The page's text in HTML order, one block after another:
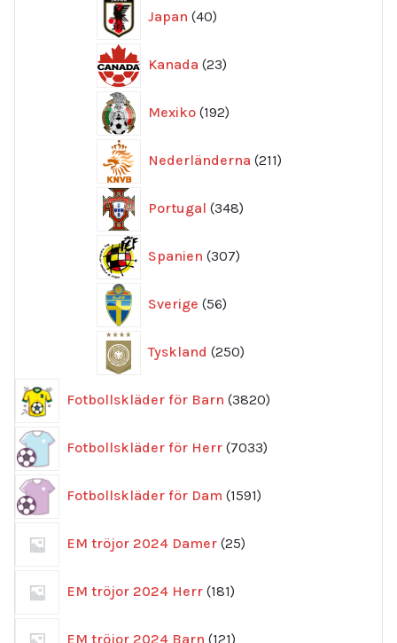
Japan 40
produkter
Kanada 23
produkter
Mexiko 192
produkter
Nederländerna 211
produkter
Portugal 348
produkter
Spanien 307
produkter
Sverige 56
produkter
Tyskland 250
produkter
Fotbollskläder för Barn 3820
produkter
Fotbollskläder för Herr 7033
produkter
Fotbollskläder för Dam 1591
produkter
EM tröjor 2024 Damer 25
produkter
EM tröjor 2024 Herr 181
produkter
EM tröjor 2024 Barn 121